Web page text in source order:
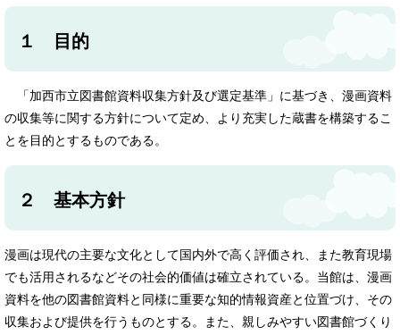
１ 目的
「加西市立図書館資料収集方針及び選定基準」に基づき、漫画資料
の収集等に関する方針について定め、より充実した蔵書を構築するこ
とを目的とするものである。
２ 基本方針
漫画は現代の主要な文化として国内外で高く評価され、また教育現場
でも活用されるなどその社会的価値は確立されている。当館は、漫画
資料を他の図書館資料と同様に重要な知的情報資産と位置づけ、その
収集および提供を行うものとする。また、親しみやすい図書館づくり